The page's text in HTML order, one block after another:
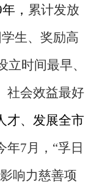
年， 累计发放
生、奖励高
立时间最早、
社会效益最好
才、发展全市
年7月，“孚日
响力慈善项